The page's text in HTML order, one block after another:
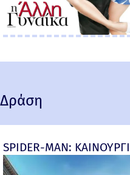
Δράση
SPIDER-MAN: